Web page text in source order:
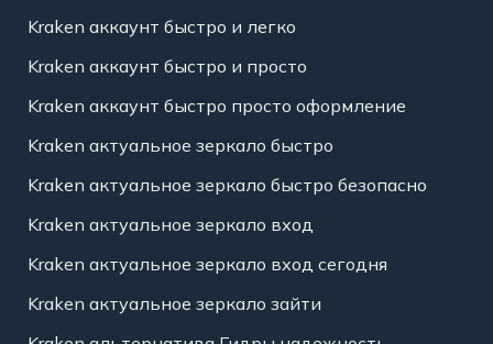
Kraken аккаунт быстро и легко
Kraken аккаунт быстро и просто
Kraken аккаунт быстро просто оформление
Kraken актуальное зеркало быстро
Kraken актуальное зеркало быстро безопасно
Kraken актуальное зеркало вход
Kraken актуальное зеркало вход сегодня
Kraken актуальное зеркало зайти